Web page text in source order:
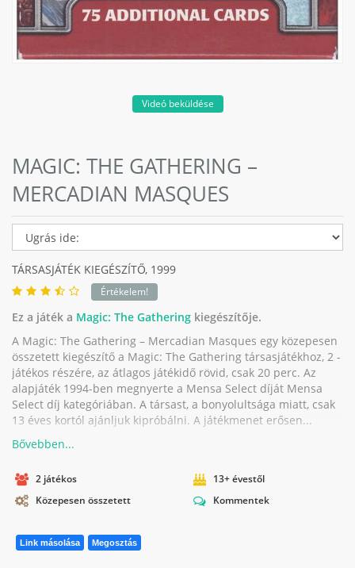
Videó beküldése
MAGIC: THE GATHERING –
MERCADIAN MASQUES
TÁRSASJÁTÉK KIEGÉSZÍTŐ, 1999
Értékelem!
Ez a játék a Magic: The Gathering kiegészítője.
A Magic: The Gathering – Mercadian Masques egy közepesen
összetett kiegészítő a Magic: The Gathering társasjátékhoz, 2 -
játékos részére, az átlagos játékidő rövid, csak 20 perc. Az
alapjáték 1994-ben megnyerte a Mensa Select díját Mensa
Select díj kategóriában. A társast, a bonyolultsága miatt, csak
13 éves kortól ajánljuk kipróbálni. A játékmenet erősen...
2 játékos
13+ évestől
Közepesen összetett
Kommentek
Link másolása Megosztás